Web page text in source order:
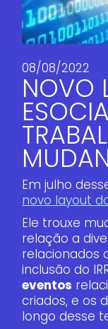
08/08/2022
NOVO
Em julho
novo layout
Ele trouxe
relação a
relacionados
inclusão do
eventos
criados, e os
longo desse